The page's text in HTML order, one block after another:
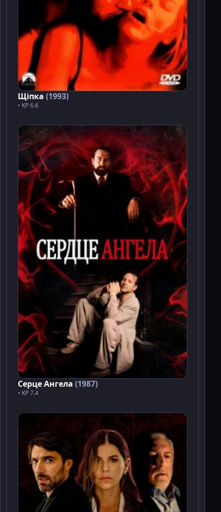
Щіпка (1993)
• KP 6.6
Серце Ангела (1987)
• KP 7.4